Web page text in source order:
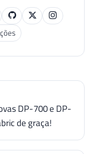
DP-700 e DP-
de graça!